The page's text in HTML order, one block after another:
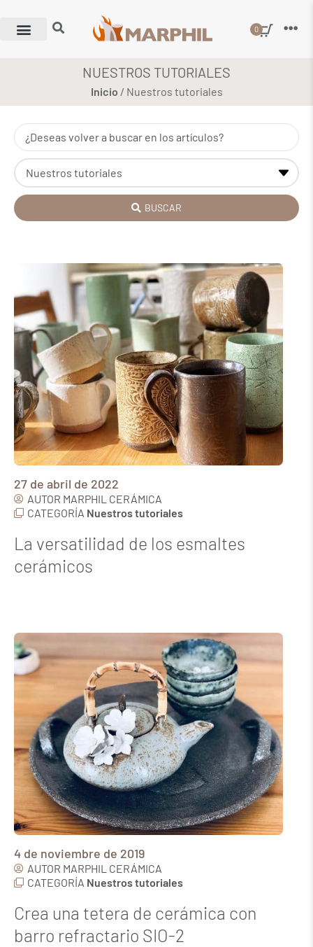
0
NUESTROS TUTORIALES
Inicio / Nuestros tutoriales
BUSCAR
27 de abril de 2022
AUTOR MARPHIL CERÁMICA
CATEGORÍA Nuestros tutoriales
La versatilidad de los esmaltes
cerámicos
4 de noviembre de 2019
AUTOR MARPHIL CERÁMICA
CATEGORÍA Nuestros tutoriales
Crea una tetera de cerámica con
barro refractario SIO-2